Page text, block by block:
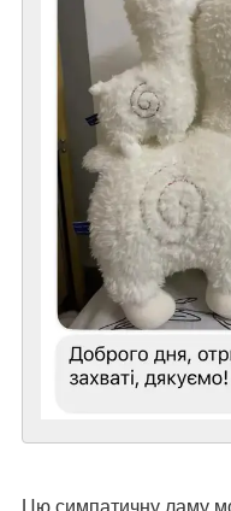
Цю симпатичну ламу